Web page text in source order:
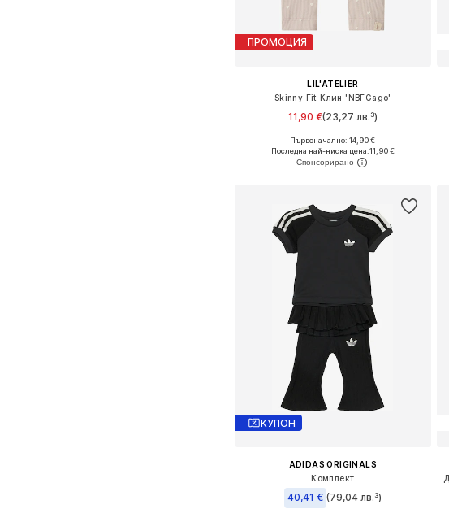
ПРОМОЦИЯ
LIL'ATELIER
Skinny Fit Клин 'NBFGago'
11,90 €(23,27 лв.³)
+ 2
Налични размери: 56, 62, 68, 74, 80, 86
Добави в кошницата
Първоначално: 14,90 €
Последна най-ниска цена:11,90 €
КУПОН
ADIDAS ORIGINALS
Комплект
40,41 € (79,04 лв.³)